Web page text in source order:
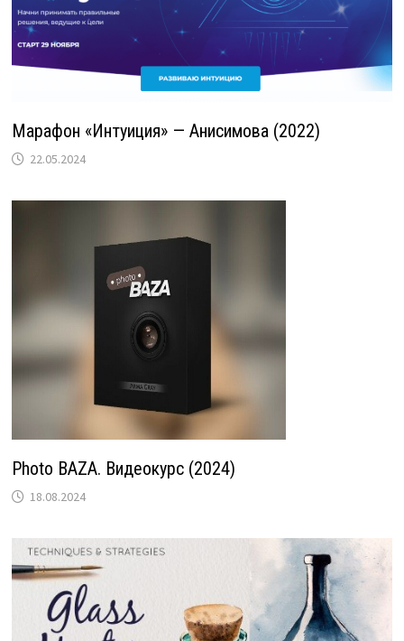
Марафон «Интуиция» — Анисимова (2022)
22.05.2024
Photo BAZA. Видеокурс (2024)
18.08.2024